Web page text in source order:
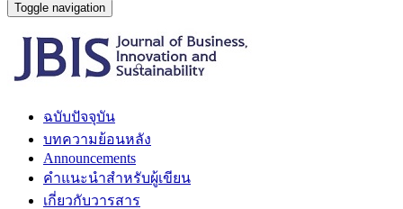
Toggle navigation
ฉบับปัจจุบัน
บทความย้อนหลัง
Announcements
คำแนะนำสำหรับผู้เขียน
เกี่ยวกับวารสาร